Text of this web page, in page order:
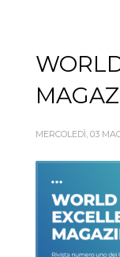
MERCOLEDÌ, 03